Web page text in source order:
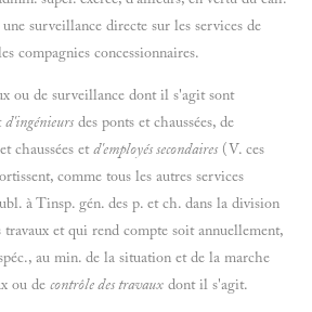
surveillance directe sur les services de
compagnies concessionnaires.
ou de surveillance dont il s'agit sont
d'ingénieurs des ponts et chaussées, de
chaussées etd'employés secondaires (V. ces
comme tous les autres services
à Tinsp. gén. des p. et ch. dans la division
travaux et qui rend compte soit annuellement,
au min. de la situation et de la marche
ou de contrôle des travaux dont il s'agit.